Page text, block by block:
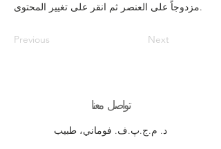
مزدوجاً على العنصر ثم انقر على تغيير المحتوى.
Previous Next
تواصل معنا
د. م.ج.پ.ف. فوماني، طبيب